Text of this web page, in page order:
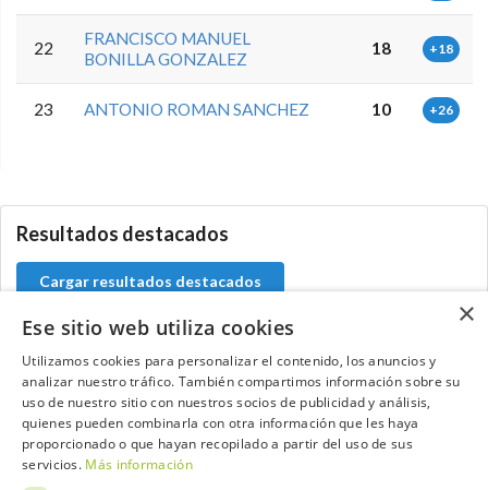
22
FRANCISCO MANUEL
BONILLA GONZALEZ
18 +18
23 ANTONIO ROMAN SANCHEZ 10 +26
Resultados destacados
Cargar resultados destacados
Contacta con el equipo de NextCaddy
Opina Contacta
×
Ese sitio web utiliza cookies
Utilizamos cookies para personalizar el contenido, los anuncios y
analizar nuestro tráfico. También compartimos información sobre su
uso de nuestro sitio con nuestros socios de publicidad y análisis,
quienes pueden combinarla con otra información que les haya
proporcionado o que hayan recopilado a partir del uso de sus
servicios. Más información